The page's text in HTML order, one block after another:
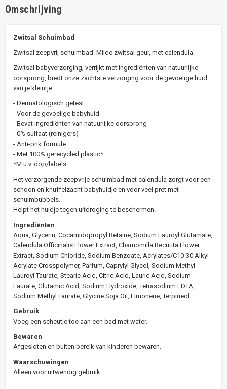
Omschrijving
Zwitsal Schuimbad
Zwitsal zeepvrij schuimbad. Milde zwitsal geur, met calendula.
Zwitsal babyverzorging, verrijkt met ingrediënten van natuurlijke
oorsprong, biedt onze zachtste verzorging voor de gevoelige huid
van je kleintje.
- Dermatologisch getest
- Voor de gevoelige babyhuid
- Bevat ingrediënten van natuurlijke oorsprong
- 0% sulfaat (reinigers)
- Anti-prik formule
- Met 100% gerecycled plastic*
*M.u.v. dop/labels
Het verzorgende zeepvrije schuimbad met calendula zorgt voor een
schoon en knuffelzacht babyhuidje en voor veel pret met
schuimbubbels.
Helpt het huidje tegen uitdroging te beschermen.
Ingrediënten
Aqua, Glycerin, Cocamidopropyl Betaine, Sodium Lauroyl Glutamate,
Calendula Officinalis Flower Extract, Chamomilla Recutita Flower
Extract, Sodium Chloride, Sodium Benzoate, Acrylates/C10-30 Alkyl
Acrylate Crosspolymer, Parfum, Caprylyl Glycol, Sodium Methyl
Lauroyl Taurate, Stearic Acid, Citric Acid, Lauric Acid, Sodium
Laurate, Glutamic Acid, Sodium Hydroxide, Tetrasodium EDTA,
Sodium Methyl Taurate, Glycine Soja Oil, Limonene, Terpineol.
Gebruik
Voeg een scheutje toe aan een bad met water.
Bewaren
Afgesloten en buiten bereik van kinderen bewaren.
Waarschuwingen
Alleen voor uitwendig gebruik.